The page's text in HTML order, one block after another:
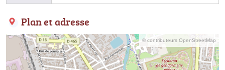
Plan et adresse
© contributeurs OpenStreetMap